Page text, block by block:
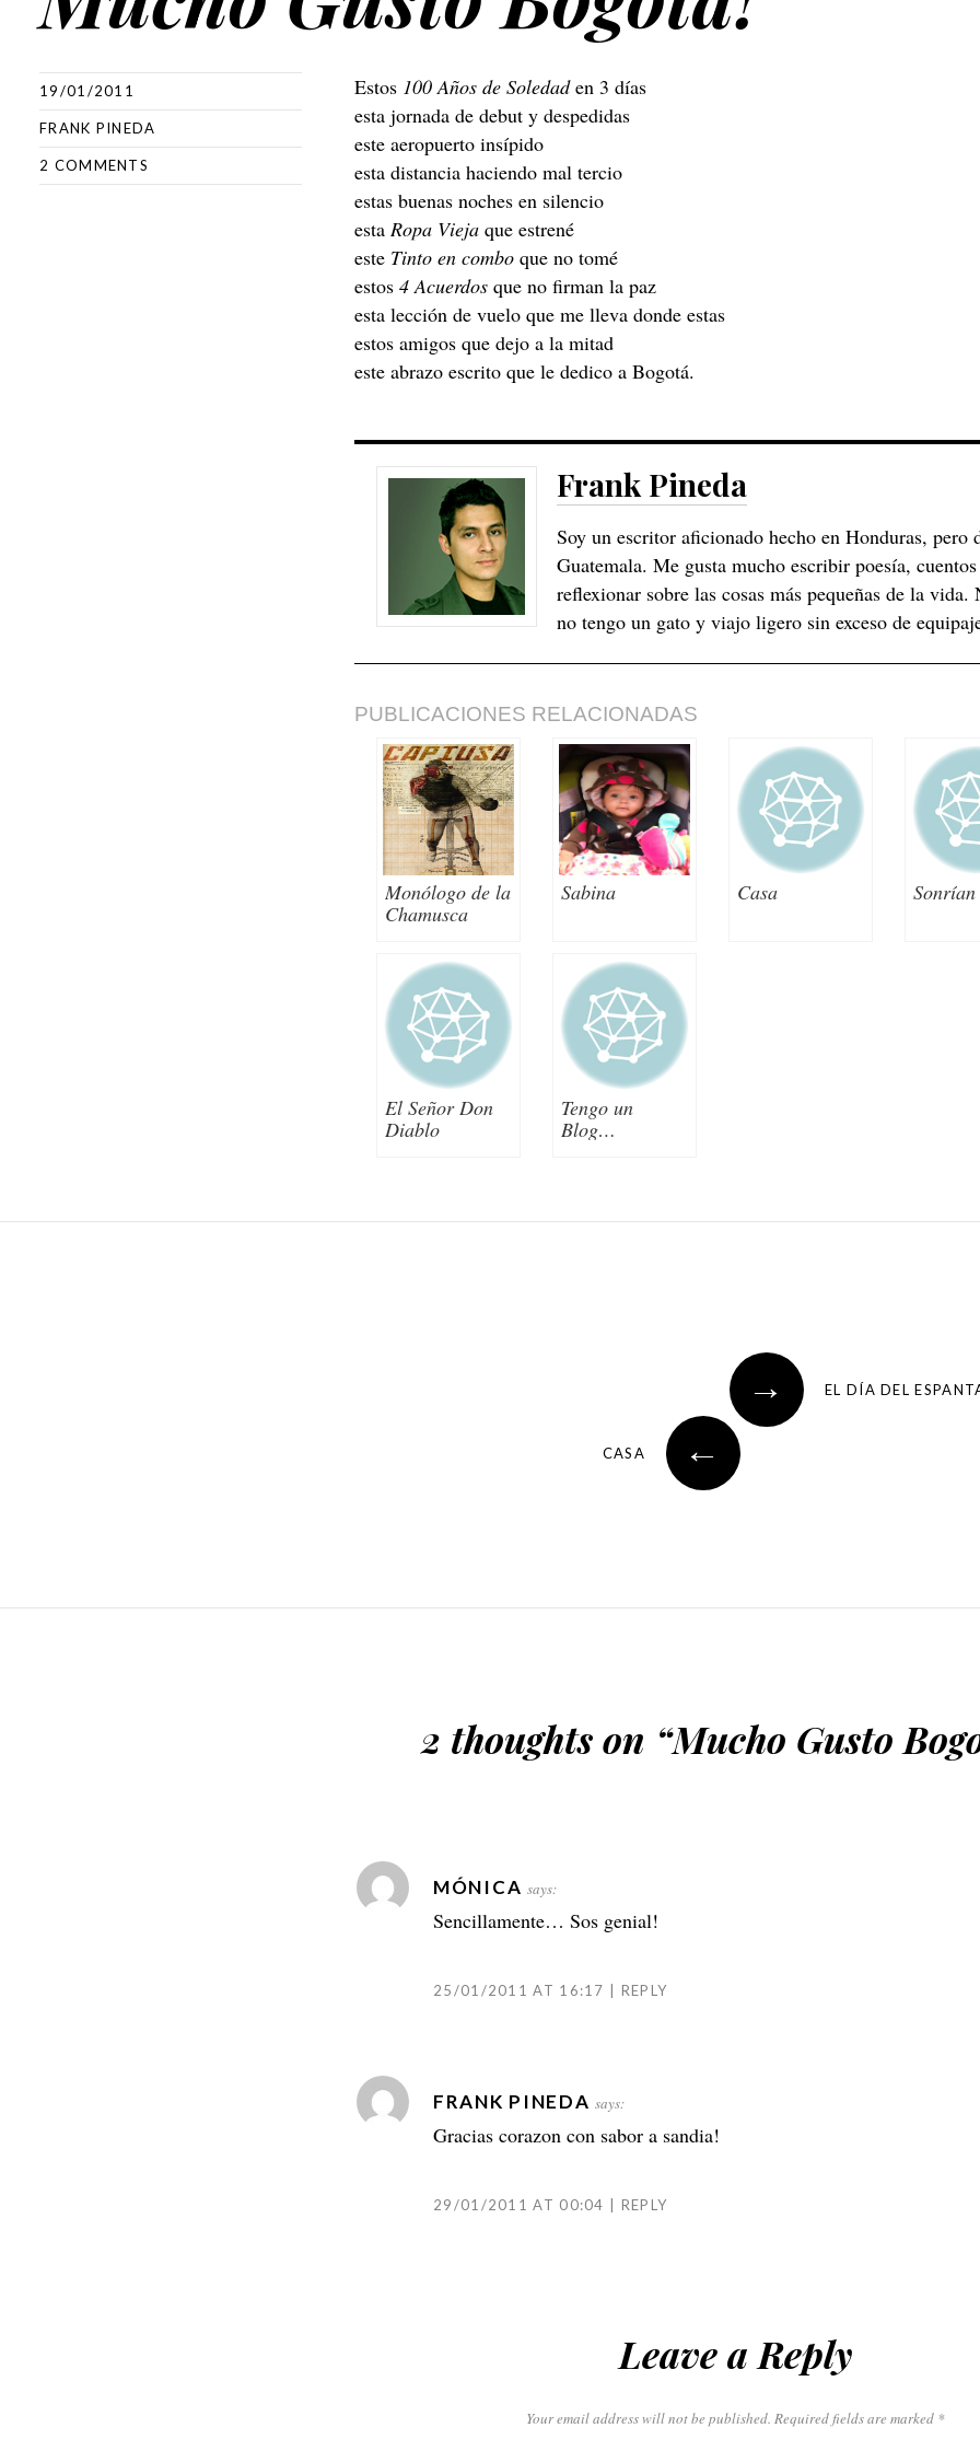
19/01/2011
FRANK PINEDA
2 COMMENTS
Estos 100 Años de Soledaden 3 días
esta jornada de debut y despedidas
este aeropuerto insípido
esta distancia haciendo mal tercio
estas buenas noches en silencio
esta Ropa Vieja que estrené
este Tinto en combo que no tomé
estos 4 Acuerdos que no firman la paz
esta lección de vuelo que me lleva donde estas
estos amigos que dejo a la mitad
este abrazo escrito que le dedico a Bogotá.
Frank Pineda
Soy un escritor aficionado hecho en Honduras, pero
Guatemala. Me gusta mucho escribir poesía,
reflexionar sobre las cosas más pequeñas de la vida.
no tengo un gato y viajo ligero sin exceso de
PUBLICACIONES RELACIONADAS
Monólogo de la
Chamusca
Sabina Casa Sonrían
El Señor Don
Diablo
Tengo un
Blog…
→ EL DÍA DEL
←
CASA
2 thoughts on “Mucho Gusto
MÓNICA says:
Sencillamente… Sos genial!
25/01/2011 AT 16:17 REPLY
FRANK PINEDA says:
Gracias corazon con sabor a sandia!
29/01/2011 AT 00:04 REPLY
Leave a Reply
Your email address will not be published. Required fields are marked *